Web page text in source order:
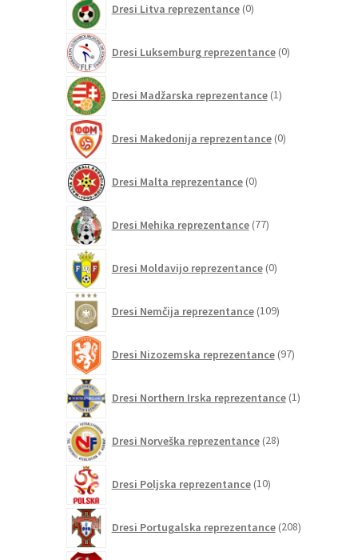
Dresi Litva reprezentance 0izdelkov
Dresi Luksemburg reprezentance 0izdelkov
Dresi Madžarska reprezentance 1izdelek
Dresi Makedonija reprezentance 0izdelkov
Dresi Malta reprezentance 0izdelkov
Dresi Mehika reprezentance 77izdelkov
Dresi Moldavijo reprezentance 0izdelkov
Dresi Nemčija reprezentance 109izdelkov
Dresi Nizozemska reprezentance 97izdelkov
Dresi Northern Irska reprezentance 1izdelek
Dresi Norveška reprezentance 28izdelkov
Dresi Poljska reprezentance 10izdelkov
Dresi Portugalska reprezentance 208izdelkov